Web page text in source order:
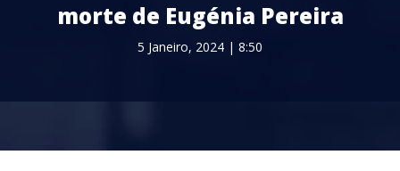
morte de Eugénia Pereira
5 Janeiro, 2024 | 8:50